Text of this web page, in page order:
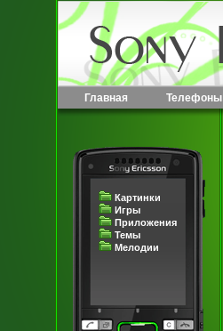
Главная Телефоны
Картинки
Игры
Приложения
Темы
Мелодии